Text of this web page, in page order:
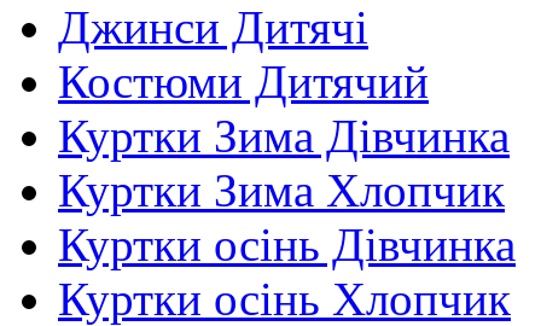
Джинси Дитячі
Костюми Дитячий
Куртки Зима Дівчинка
Куртки Зима Хлопчик
Куртки осінь Дівчинка
Куртки осінь Хлопчик